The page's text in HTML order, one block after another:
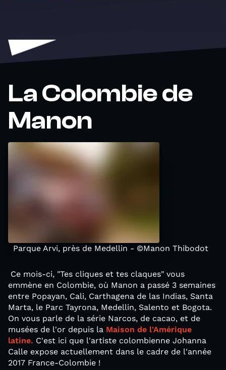
La Colombie de
Manon
Parque Arvi, près de Medellin - ©Manon Thibodot
Ce mois-ci, "Tes cliques et tes claques" vous
emmène en Colombie, où Manon a passé 3 semaines
entre Popayan, Cali, Carthagena de las Indias, Santa
Marta, le Parc Tayrona, Medellin, Salento et Bogota.
On vous parle de la série Narcos, de cacao, et de
musées de l'or depuis la Maison de l'Amérique
latine. C'est ici que l'artiste colombienne Johanna
Calle expose actuellement dans le cadre de l'année
2017 France-Colombie !